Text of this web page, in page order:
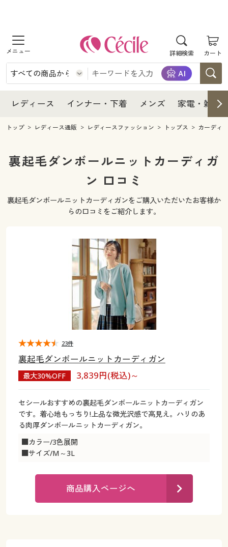
詳細検索 カート
商品を探す
レディース
レディースファッション
女性下着
インナー・下着
インナー・下着通販すべて
女性下着
ジュニア・ティーンズ下着
メンズ
メンズ通販すべて
家電・雑貨
キッチン・雑貨・日用品
寝具・インテリア・家具
寝具・インテリア・家具通販すべて
カーテン・ラグ・ファブリック
美容・健康通販すべて
美容・健康・サプリメント
ジュニア・ティーンズ下着
大きいサイズ レディース服
大きいサイズ レディース下着
大きいサイズ メンズ
大きいサイズ 事務・制服
カタログ
カタログ・チラシからのご注文
デジタルカタログ
カタログ無料プレゼント
レディース インナー・下着 メンズ 家電・雑貨
レディース
レディース通販すべて
レディースファッション
インナー・下着
インナー・下着通販すべて
ジュニア・ティーンズ下着
メンズ
キッチン・雑貨・日用品
寝具・インテリア・家具通販すべて
家具・収納
カーテン・ラグ・ファブリック
美容・健康通販すべて
制服・スクール
ジュニア・ティーンズ下着
大きいサイズ通販すべて
大きいサイズ レディース服
大きいサイズ レディース下着
大きいサイズ メンズ
大きいサイズ 事務・制服
シークレットセール
商品カテゴリ一覧
カタログ
カタログ・チラシからのご注文
カタログ無料プレゼント
会員メニュー
マイページ
閲覧履歴
トップ レディース通販 レディースファッション トップス カーディ
裏起毛ダンボールニットカーディガ
ン 口コミ
裏起毛ダンボールニットカーディガンをご購入いただいたお客様か
らの口コミをご紹介します。
裏起毛ダンボールニットカーディガン
最大30%OFF 3,839円(税込)～
セシールおすすめの裏起毛ダンボールニットカーディガン
です。着心地もっちり!上品な微光沢感で高見え。ハリのあ
る肉厚ダンボールニットカーディガン。
■カラー/3色展開
■サイズ/M～3L
23件
商品購入ページへ